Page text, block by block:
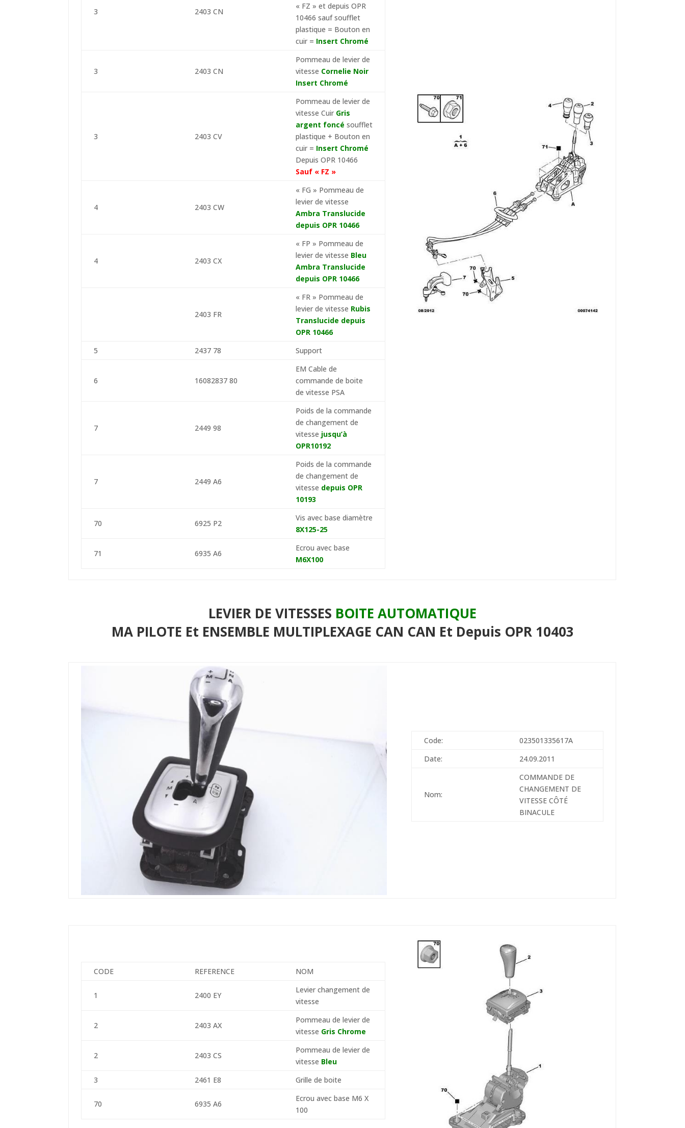
3 2403 CN
« FZ » et depuis OPR
10466 sauf soufflet
plastique = Bouton en
cuir = Insert Chromé
3 2403 CN
Pommeau de levier de
vitesse Cornelie Noir
Insert Chromé
3 2403 CV
Pommeau de levier de
vitesse Cuir Gris
argent foncésoufflet
plastique + Bouton en
cuir = Insert Chromé
Depuis OPR 10466
Sauf « FZ »
4 2403 CW
« FG » Pommeau de
levier de vitesse
Ambra Translucide
depuis OPR 10466
4 2403 CX
« FP » Pommeau de
levier de vitesse Bleu
Ambra Translucide
depuis OPR 10466
2403 FR
« FR » Pommeau de
levier de vitesse Rubis
Translucide depuis
OPR 10466
5
2437 78 Support
6 16082837 80
EM Cable de
commande de boite
de vitesse PSA
7 2449 98
Poids de la commande
de changement de
vitesse jusqu’à
OPR10192
7 2449 A6
Poids de la commande
de changement de
vitesse depuis OPR
10193
70 6925 P2
Vis avec base diamètre
8X125-25
71 6935 A6
Ecrou avec base
M6X100
LEVIER DE VITESSES BOITE AUTOMATIQUE
MA PILOTE Et ENSEMBLE MULTIPLEXAGE CAN CAN Et Depuis OPR 10403
Code:
023501335617A
Date:
24.09.2011
Nom:
COMMANDE DE
CHANGEMENT DE
VITESSE CÔTÉ
BINACULE
CODE REFERENCE NOM
1 2400 EY
Levier changement de
vitesse
2 2403 AX
Pommeau de levier de
vitesse Gris Chrome
2 2403 CS
Pommeau de levier de
vitesse Bleu
3
2461 E8 Grille de boite
70 6935 A6
Ecrou avec base M6 X
100